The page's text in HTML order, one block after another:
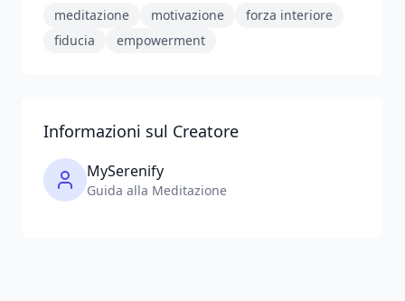
meditazione motivazione
forza interiore
fiducia
empowerment
Informazioni sul Creatore
MySerenify
Guida alla Meditazione